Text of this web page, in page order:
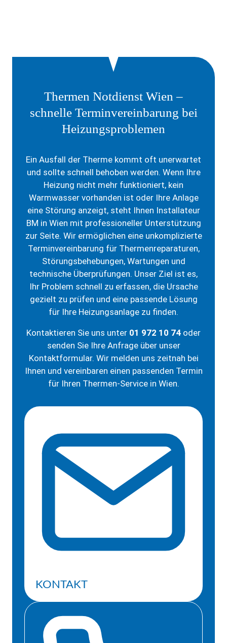
Thermen Notdienst Wien –
schnelle Terminvereinbarung bei
Heizungsproblemen
Ein Ausfall der Therme kommt oft unerwartet
und sollte schnell behoben werden. Wenn Ihre
Heizung nicht mehr funktioniert, kein
Warmwasser vorhanden ist oder Ihre Anlage
eine Störung anzeigt, steht Ihnen Installateur
BM in Wien mit professioneller Unterstützung
zur Seite. Wir ermöglichen eine unkomplizierte
Terminvereinbarung für Thermenreparaturen,
Störungsbehebungen, Wartungen und
technische Überprüfungen. Unser Ziel ist es,
Ihr Problem schnell zu erfassen, die Ursache
gezielt zu prüfen und eine passende Lösung
für Ihre Heizungsanlage zu finden.
Kontaktieren Sie uns unter 01 972 10 74 oder
senden Sie Ihre Anfrage über unser
Kontaktformular. Wir melden uns zeitnah bei
Ihnen und vereinbaren einen passenden Termin
für Ihren Thermen-Service in Wien.
KONTAKT